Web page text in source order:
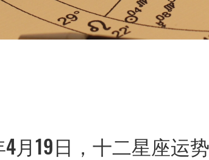
4月19日，十二星座运势